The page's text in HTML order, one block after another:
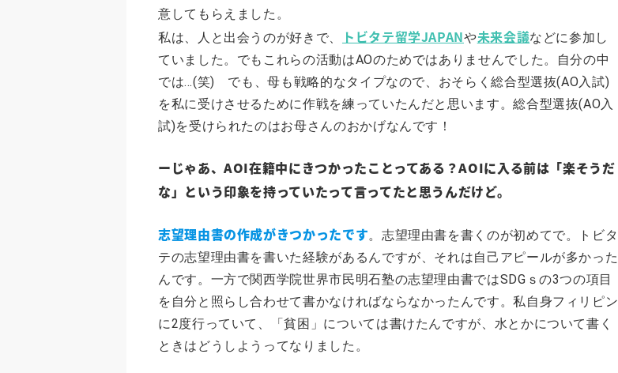
意してもらえました。
私は、人と出会うのが好きで、
トビタテ留学JAPANや未来会議などに参加し
ていました。でもこれらの活動はAOのためではありませんでした。自分の中
では…(笑) でも、母も戦略的なタイプなので、おそらく総合型選抜(AO入試)
を私に受けさせるために作戦を練っていたんだと思います。総合型選抜(AO入
試)を受けられたのはお母さんのおかげなんです！
ーじゃあ、AOI在籍中にきつかったことってある？AOIに入る前は「楽そうだ
な」という印象を持っていたって言ってたと思うんだけど。
志望理由書の作成がきつかったです。志望理由書を書くのが初めてで。トビタ
テの志望理由書を書いた経験があるんですが、それは自己アピールが多かった
んです。一方で関西学院世界市民明石塾の志望理由書ではSDGｓの3つの項目
を自分と照らし合わせて書かなければならなかったんです。私自身フィリピン
に2度行っていて、「貧困」については書けたんですが、水とかについて書く
ときはどうしようってなりました。